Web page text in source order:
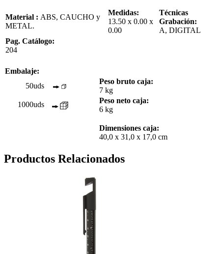
Material : ABS, CAUCHO y
METAL.
Medidas:
13.50 x 0.00 x
0.00
Técnicas
Grabación:
A, DIGITAL
Pag. Catálogo:
204
Embalaje:
50uds
Peso bruto caja:
7 kg
1000uds
Peso neto caja:
6 kg
Dimensiones caja:
40,0 x 31,0 x 17,0 cm
Productos Relacionados